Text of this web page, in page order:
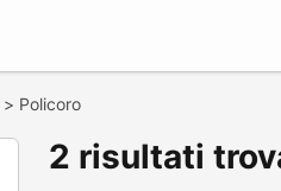
> Policoro
2 risultati